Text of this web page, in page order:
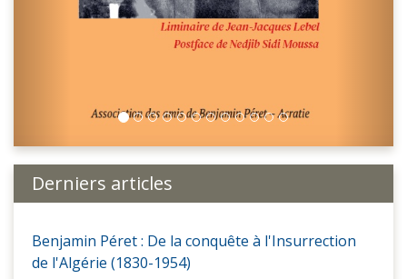
Derniers articles
Benjamin Péret : De la conquête à l'Insurrection
de l'Algérie (1830-1954)